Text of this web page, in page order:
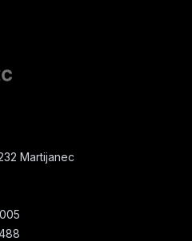
Martijanec